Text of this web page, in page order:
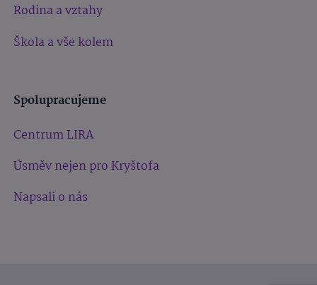
Rodina a vztahy
Škola a vše kolem
Spolupracujeme
Centrum LIRA
Úsměv nejen pro Kryštofa
Napsali o nás